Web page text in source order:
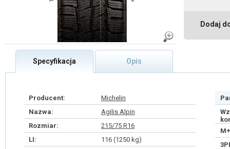
Dodaj
Specyfikacja Opis
Producent:
Michelin
Nazwa:
Agilis Alpin
Rozmiar:
215/75 R16
LI:
116 (1250 kg)